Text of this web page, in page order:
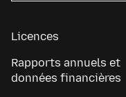
Licences
Rapports annuels et
données financières